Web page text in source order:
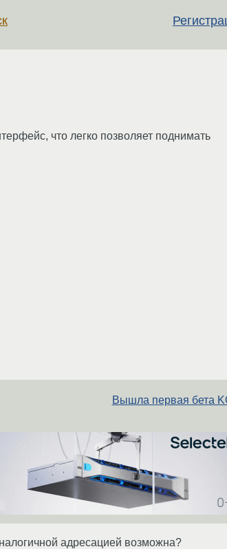
что легко позволяет поднимать
Вышла первая бета
адресацией возможна?